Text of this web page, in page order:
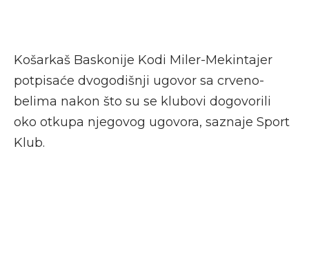
Košarkaš Baskonije Kodi Miler-Mekintajer
potpisaće dvogodišnji ugovor sa crveno-
belima nakon što su se klubovi dogovorili
oko otkupa njegovog ugovora, saznaje Sport
Klub.